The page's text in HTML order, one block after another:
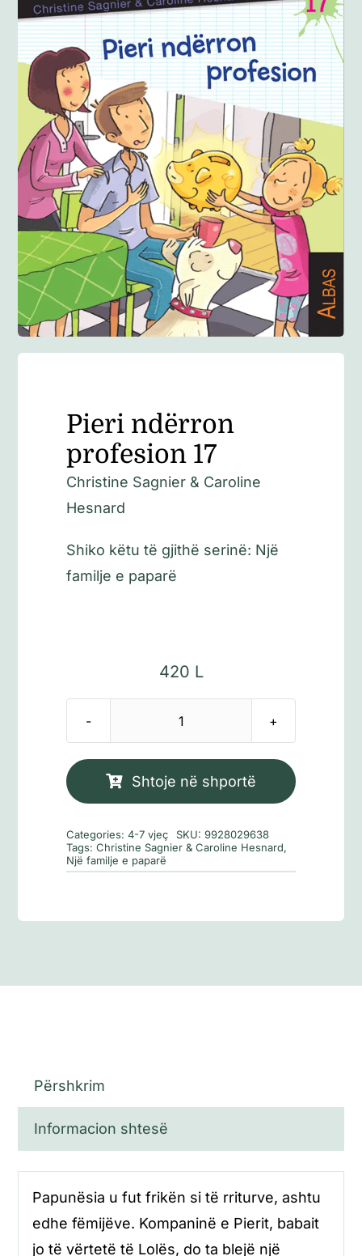
Anglisht
Ditarë
Evente
Blog
Pieri ndërron
profesion 17
Christine Sagnier & Caroline
Hesnard
Shiko këtu të gjithë serinë: Një
familje e paparë
420 L
Sasi
ndërron
Shtoje në shportë
Categories:4-7 vjeç SKU:9928029638
Tags:Christine Sagnier & Caroline Hesnard,
Një familje e paparë
Përshkrim
Informacion shtesë
Papunësia u fut frikën si të rriturve, ashtu
edhe fëmijëve. Kompaninë e Pierit, babait
jo të vërtetë të Lolës, do ta blejë një